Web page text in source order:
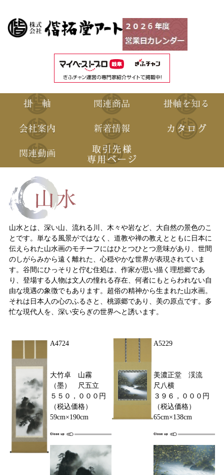
山水とは、深い山、流れる川、木々や岩など、大自然の景色のこ
とです。単なる風景がではなく、道教や禅の教えとともに日本に
伝えられた山水画のモチーフにはひとつひとつ意味があり、世間
のしがらみから遠く離れた、心穏やかな世界が表現されていま
す。谷間にひっそりと佇む住処は、作家が思い描く理想郷であ
り、登場する人物は文人の憧れる存在、何者にもとらわれない自
由な境遇の象徴でもあります。超俗の精神から生まれた山水画。
それは日本人の心のふるさと、桃源郷であり、美の原点です。多
忙な現代人を、深い安らぎの世界へと誘います。
A4724
大竹卓 山霧
（墨） 尺五立
５５０，０００円
（税込価格）
59cm×190cm
A5229
美濃正堂 渓流
尺八横
３９６，０００円
（税込価格）
65cm×138cm